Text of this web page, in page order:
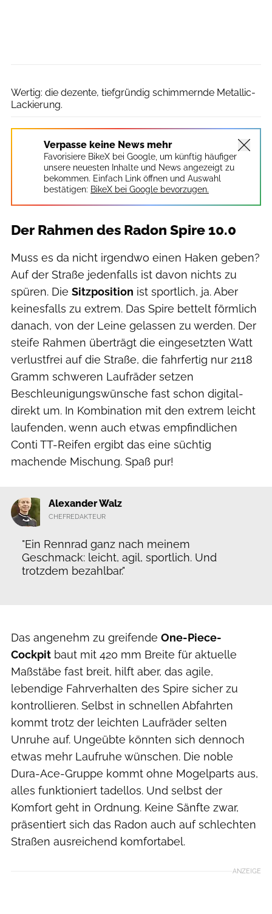
Wertig: die dezente, tiefgründig schimmernde Metallic-
Lackierung.
Verpasse keine News mehr
Favorisiere BikeX bei Google, um künftig häufiger
unsere neuesten Inhalte und News angezeigt zu
bekommen. Einfach Link öffnen und Auswahl
bestätigen: BikeX bei Google bevorzugen.
Der Rahmen des Radon Spire 10.0
Muss es da nicht irgendwo einen Haken geben?
Auf der Straße jedenfalls ist davon nichts zu
spüren. Die Sitzposition ist sportlich, ja. Aber
keinesfalls zu extrem. Das Spire bettelt förmlich
danach, von der Leine gelassen zu werden. Der
steife Rahmen überträgt die eingesetzten Watt
verlustfrei auf die Straße, die fahrfertig nur 2118
Gramm schweren Laufräder setzen
Beschleunigungswünsche fast schon digital-
direkt um. In Kombination mit den extrem leicht
laufenden, wenn auch etwas empfindlichen
Conti TT-Reifen ergibt das eine süchtig
machende Mischung. Spaß pur!
Alexander Walz
CHEFREDAKTEUR
"Ein Rennrad ganz nach meinem
Geschmack: leicht, agil, sportlich. Und
trotzdem bezahlbar."
Das angenehm zu greifende One-Piece-
Cockpit baut mit 420 mm Breite für aktuelle
Maßstäbe fast breit, hilft aber, das agile,
lebendige Fahrverhalten des Spire sicher zu
kontrollieren. Selbst in schnellen Abfahrten
kommt trotz der leichten Laufräder selten
Unruhe auf. Ungeübte könnten sich dennoch
etwas mehr Laufruhe wünschen. Die noble
Dura-Ace-Gruppe kommt ohne Mogelparts aus,
alles funktioniert tadellos. Und selbst der
Komfort geht in Ordnung. Keine Sänfte zwar,
präsentiert sich das Radon auch auf schlechten
Straßen ausreichend komfortabel.
ANZEIGE